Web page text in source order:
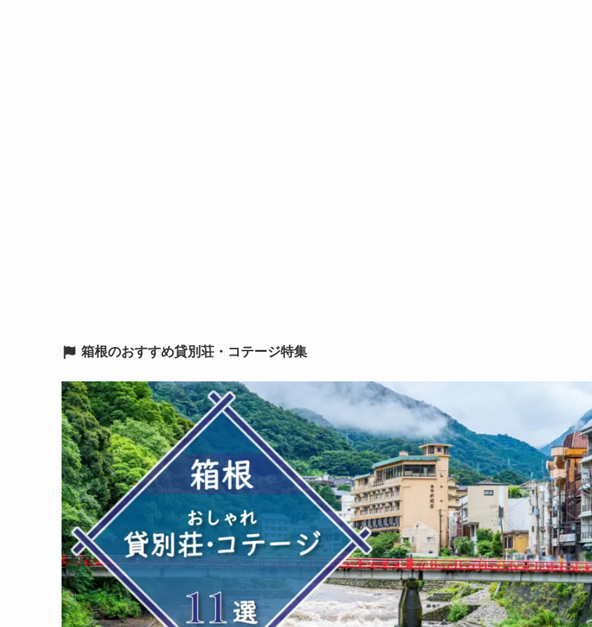
箱根のおすすめ貸別荘・コテージ特集